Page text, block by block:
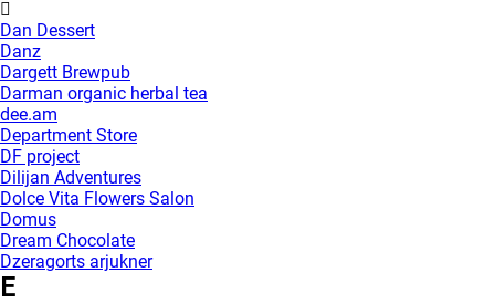
Dan Dessert
Danz
Dargett Brewpub
Darman organic herbal tea
dee.am
Department Store
DF project
Dilijan Adventures
Dolce Vita Flowers Salon
Domus
Dream Chocolate
Dzeragorts arjukner
E